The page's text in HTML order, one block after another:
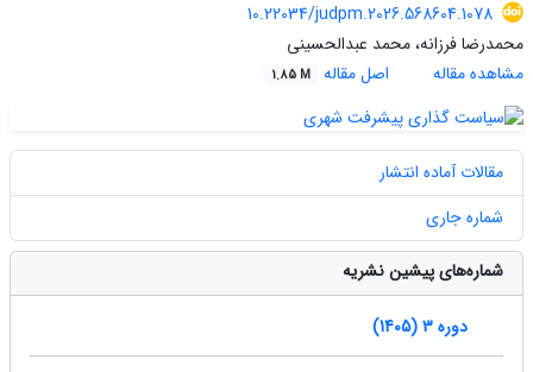
10.22034/judpm.2026.568604.1078
محمدرضا فرزانه، محمد عبدالحسینی
مشاهده مقاله
اصل مقاله 1.85 M
مقالات آماده انتشار
شماره جاری
شماره‌های پیشین نشریه
دوره 3 (1405)